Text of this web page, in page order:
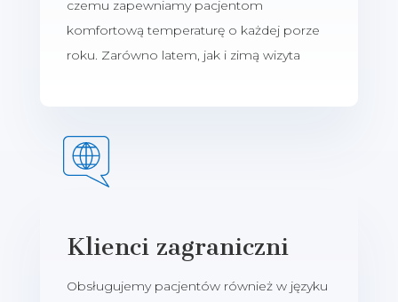
czemu zapewniamy pacjentom
komfortową temperaturę o każdej porze
roku. Zarówno latem, jak i zimą wizyta
Klienci zagraniczni
Obsługujemy pacjentów również w języku